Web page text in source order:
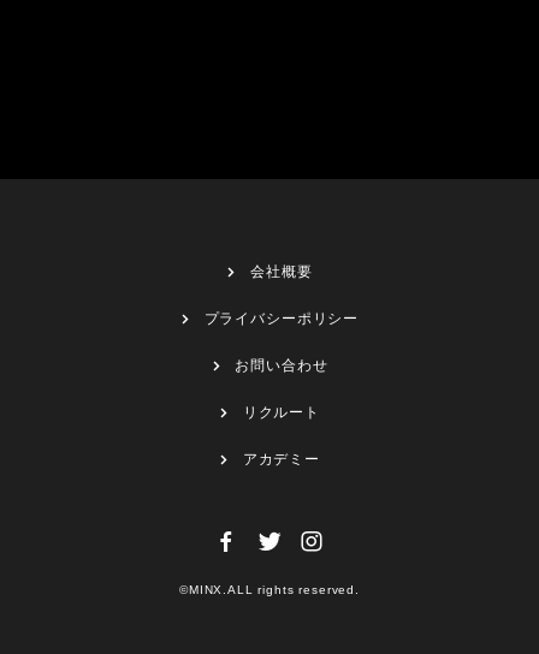
会社概要
プライバシーポリシー
お問い合わせ
リクルート
アカデミー
©MINX.ALL rights reserved.